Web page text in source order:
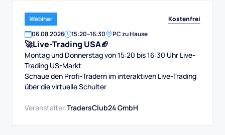
Webinar
Kostenfrei
06.08.2026 15:20–16:30 PC zu Hause
🚀Live-Trading USA🏈
Montag und Donnerstag von 15:20 bis 16:30 Uhr Live-
Trading US-Markt
Schaue den Profi-Tradern im interaktiven Live-Trading
über die virtuelle Schulter
Veranstalter:TradersClub24 GmbH